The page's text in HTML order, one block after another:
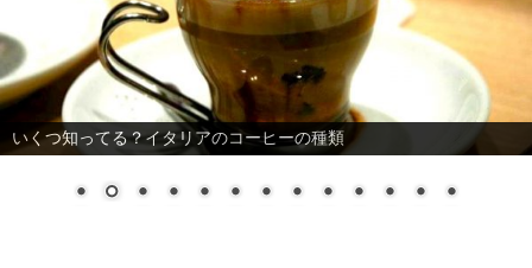
いくつ知ってる？イタリアのコーヒーの種類